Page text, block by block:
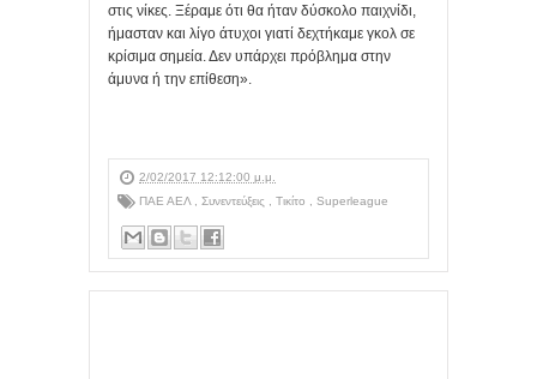
στις νίκες. Ξέραμε ότι θα ήταν δύσκολο παιχνίδι,
ήμασταν και λίγο άτυχοι γιατί δεχτήκαμε γκολ σε
κρίσιμα σημεία. Δεν υπάρχει πρόβλημα στην
άμυνα ή την επίθεση».
2/02/2017 12:12:00 μ.μ.
ΠΑΕ ΑΕΛ
Συνεντεύξεις Τικίτο Superleague